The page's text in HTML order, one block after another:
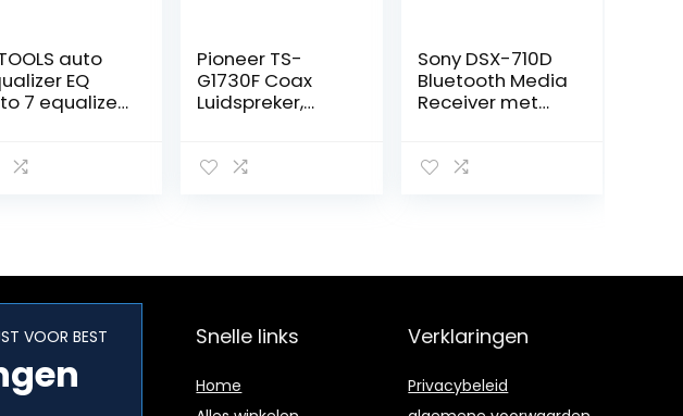
auto
EQ
7 equalizer
Pioneer TS-
G1730F Coax
Luidspreker,
Sony DSX-710D
Bluetooth Media
Receiver met
VOOR BEST Snelle links
Home
Verklaringen
Privacybeleid